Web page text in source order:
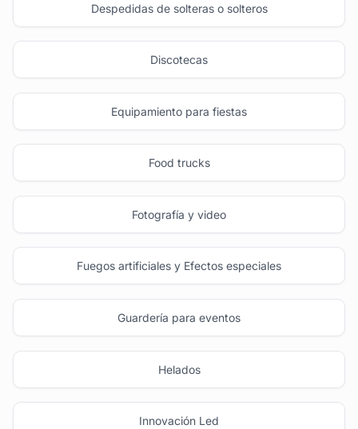
Despedidas de solteras o solteros
Discotecas
Equipamiento para fiestas
Food trucks
Fotografía y video
Fuegos artificiales y Efectos especiales
Guardería para eventos
Helados
Innovación Led